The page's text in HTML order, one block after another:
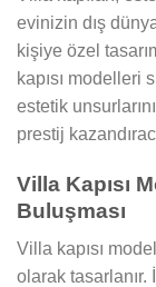
evinizin dış
kişiye özel
kapısı modelleri
estetik
prestij
Villa Kapısı
Buluşması
Villa kapısı
olarak tasarlanır.